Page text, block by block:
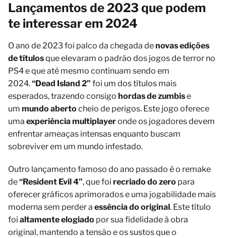
Lançamentos de 2023 que podem
te interessar em 2024
O ano de 2023 foi palco da chegada denovas edições
de títulosque elevaram o padrão dos jogos de terror no
PS4 e que até mesmo continuam sendo em
2024.“Dead Island 2” foi um dos títulos mais
esperados, trazendo consigo hordas de zumbise
um mundo aberto cheio de perigos. Este jogo oferece
uma experiência multiplayeronde os jogadores devem
enfrentar ameaças intensas enquanto buscam
sobreviver em um mundo infestado.
Outro lançamento famoso do ano passado é o remake
de“Resident Evil 4”, que foi recriado do zero para
oferecer gráficos aprimorados e uma jogabilidade mais
moderna sem perder a essência do original. Este título
foi altamente elogiado por sua fidelidade à obra
original, mantendo a tensão e os sustos que o